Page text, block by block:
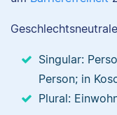
Singular:
Person; in
Plural: